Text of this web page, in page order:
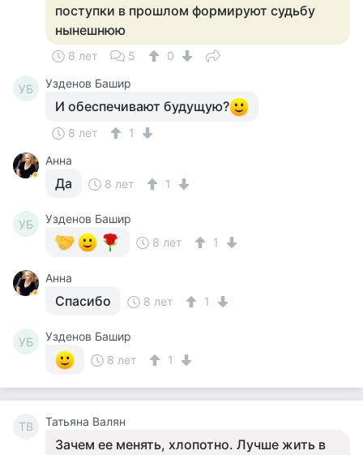
поступки в прошлом формируют судьбу
нынешнюю
8 лет 5 0
УБ Узденов Башир
И обеспечивают будущую?
8 лет
1
Анна
Да 8 лет 1
УБ
Узденов Башир
8 лет
1
Анна
Спасибо 8 лет 1
УБ
Узденов Башир
8 лет
1
ТВ Татьяна Валян
Зачем ее менять, хлопотно. Лучше жить в